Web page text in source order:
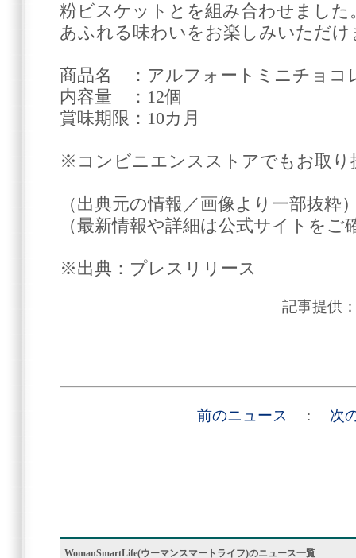
粉ビスケットとを組み合わせまし
あふれる味わいをお楽しみいただけ
商品名 ：アルフォートミニチョコ
内容量 ：12個
賞味期限：10カ月
※コンビニエンスストアでもお取り
（出典元の情報／画像より一部抜粋
（最新情報や詳細は公式サイトをご
※出典：プレスリリース
記事提供
前のニュース : 次
WomanSmartLife(ウーマンスマートライフ)のニュース一覧